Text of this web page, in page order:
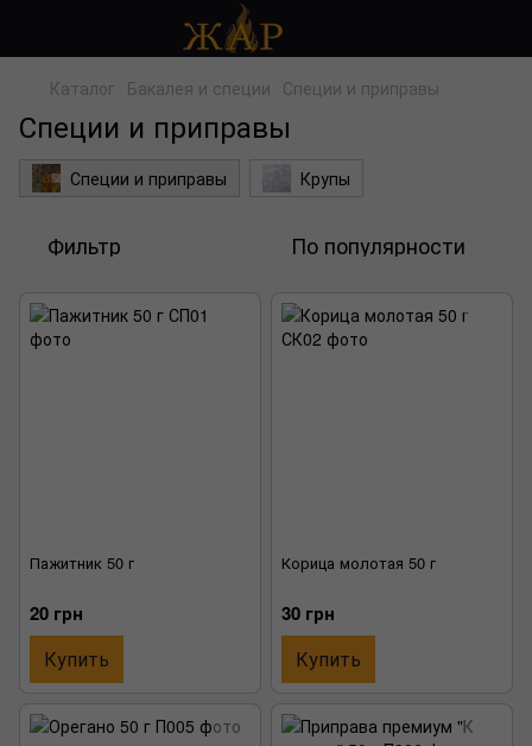
Каталог Бакалея и специи Специи и приправы
Специи и приправы
Специи и приправы Крупы
Фильтр По популярности
Пажитник 50 г
20 грн
Купить
Корица молотая 50 г
30 грн
Купить